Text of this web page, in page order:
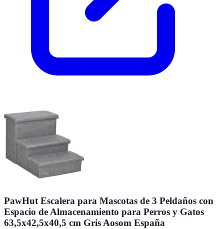
PawHut Escalera para Mascotas de 3 Peldaños con
Espacio de Almacenamiento para Perros y Gatos
63,5x42,5x40,5 cm Gris Aosom España